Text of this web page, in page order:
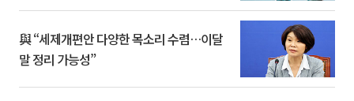
與 “세제개편안 다양한 목소리 수렴…이달
말 정리 가능성”